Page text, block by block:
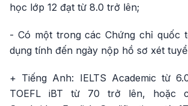
học lớp 12 đạt từ 8.0 trở lên;
- Có một trong các Chứng chỉ quốc
dụng tính đến ngày nộp hồ sơ xét
+ Tiếng Anh: IELTS Academic từ
TOEFL iBT từ 70 trở lên, hoặc